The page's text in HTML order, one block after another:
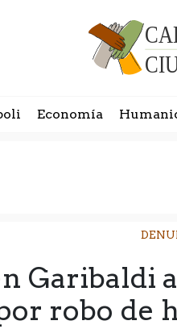
Economía
Garibaldi a
robo de